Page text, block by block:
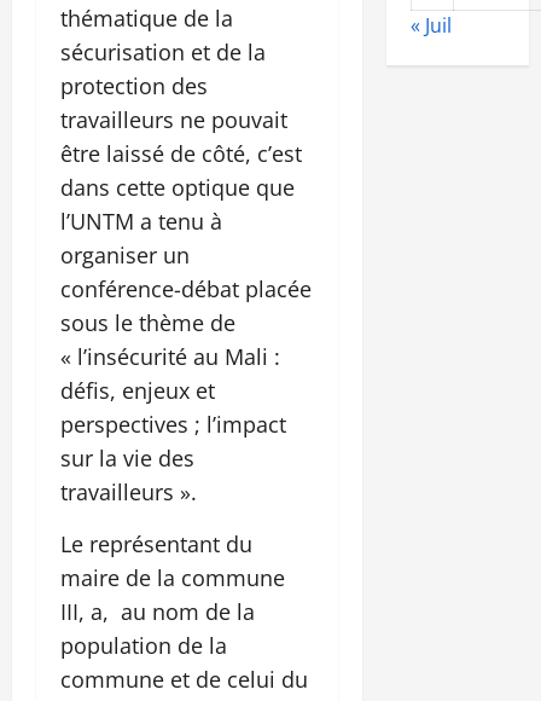
thématique de la
sécurisation et de la
protection des
travailleurs ne pouvait
être laissé de côté, c’est
dans cette optique que
l’UNTM a tenu à
organiser un
conférence-débat placée
sous le thème de
« l’insécurité au Mali :
défis, enjeux et
perspectives ; l’impact
sur la vie des
travailleurs ».
Le représentant du
maire de la commune
III, a, au nom de la
population de la
commune et de celui du
« Juil